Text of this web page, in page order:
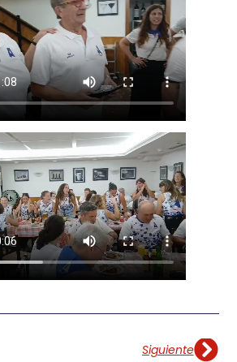
Siguiente